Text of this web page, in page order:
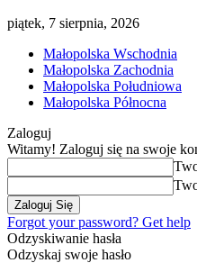
piątek, 7 sierpnia, 2026
Małopolska Wschodnia
Małopolska Zachodnia
Małopolska Południowa
Małopolska Północna
Zaloguj
Witamy! Zaloguj się na swoje
Forgot your password? Get help
Odzyskiwanie hasła
Odzyskaj swoje hasło